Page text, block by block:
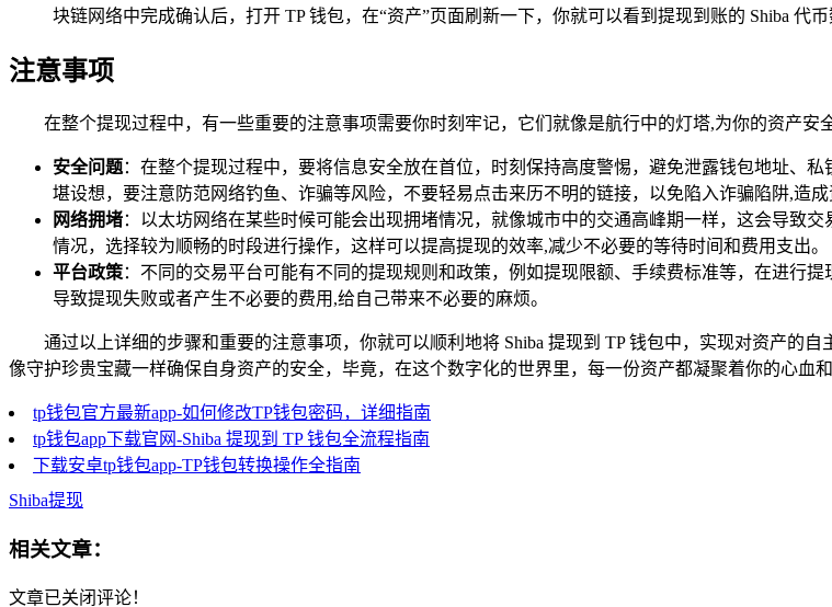
块链网络中完成确认后，打开 TP 钱包，在“资产”页面刷新一下，你就可以看到提现到账的 Shiba 代
注意事项
在整个提现过程中，有一些重要的注意事项需要你时刻牢记，它们就像是航行中的灯塔,为你的资产安
安全问题：在整个提现过程中，要将信息安全放在首位，时刻保持高度警惕，避免泄露钱包地址、
堪设想，要注意防范网络钓鱼、诈骗等风险，不要轻易点击来历不明的链接，以免陷入诈骗陷阱,造成
网络拥堵：以太坊网络在某些时候可能会出现拥堵情况，就像城市中的交通高峰期一样，这会导致
情况，选择较为顺畅的时段进行操作，这样可以提高提现的效率,减少不必要的等待时间和费用支出。
平台政策：不同的交易平台可能有不同的提现规则和政策，例如提现限额、手续费标准等，在进行
导致提现失败或者产生不必要的费用,给自己带来不必要的麻烦。
通过以上详细的步骤和重要的注意事项，你就可以顺利地将 Shiba 提现到 TP 钱包中，实现对资产的
像守护珍贵宝藏一样确保自身资产的安全，毕竟，在这个数字化的世界里，每一份资产都凝聚着你的心血和
tp钱包官方最新app-如何修改TP钱包密码，详细指南
tp钱包app下载官网-Shiba 提现到 TP 钱包全流程指南
下载安卓tp钱包app-TP钱包转换操作全指南
Shiba提现
相关文章：
文章已关闭评论！